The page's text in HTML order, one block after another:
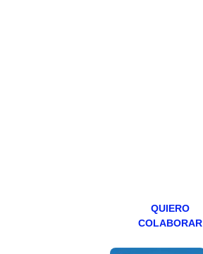
QUIERO
COLABORAR